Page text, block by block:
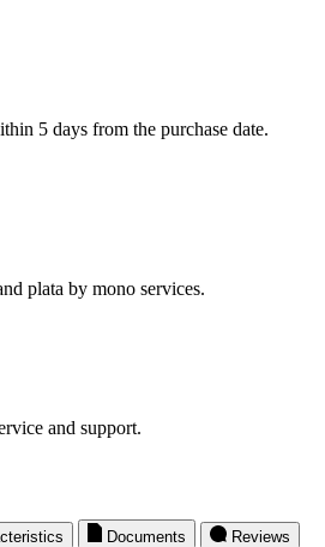
5 days from the purchase date.
plata by mono services.
and support.
Documents Reviews